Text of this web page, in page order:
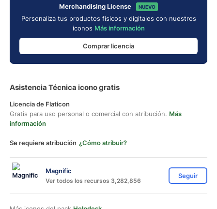
Merchandising License NUEVO
Personaliza tus productos físicos y digitales con nuestros
iconos Más información
Comprar licencia
Asistencia Técnica icono gratis
Licencia de Flaticon
Gratis para uso personal o comercial con atribución. Más
información
Se requiere atribución ¿Cómo atribuir?
Magnific
Ver todos los recursos 3,282,856
Seguir